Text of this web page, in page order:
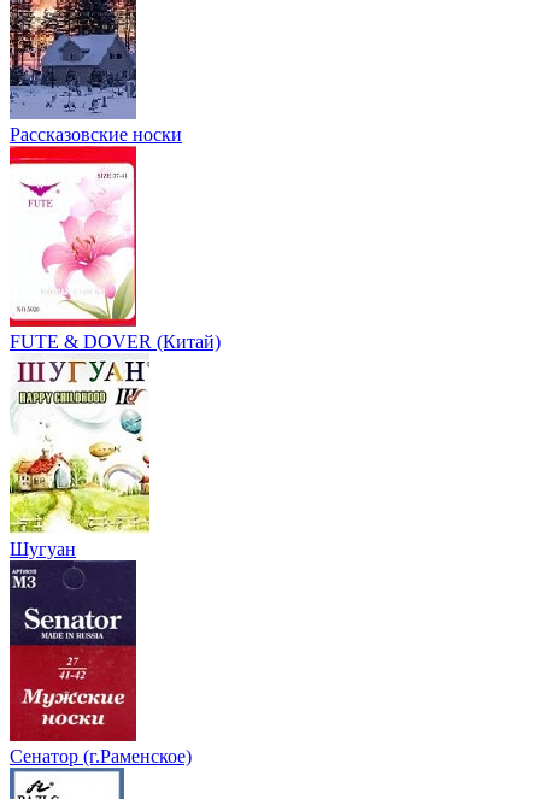
Рассказовские носки
FUTE & DOVER (Китай)
Шугуан
Сенатор (г.Раменское)